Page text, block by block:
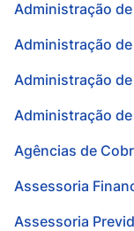
Administração de
Administração
Administração
Administração
Agências de
Assessoria
Assessoria